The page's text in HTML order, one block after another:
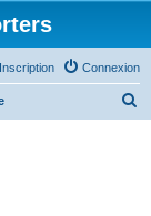
Connexion
Inscription